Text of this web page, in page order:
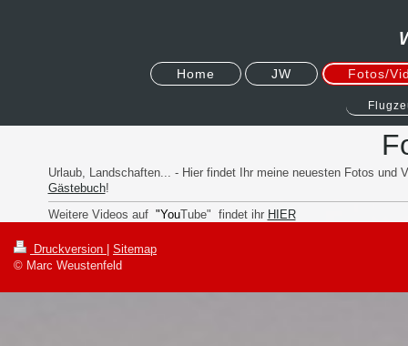
Home JW Fotos/
Urlaub, Landschaften... - Hier findet Ihr meine neuesten Fotos und
Gästebuch!
Weitere Videos auf "YouTube" findet ihr HIER
Druckversion
Sitemap
© Marc Weustenfeld